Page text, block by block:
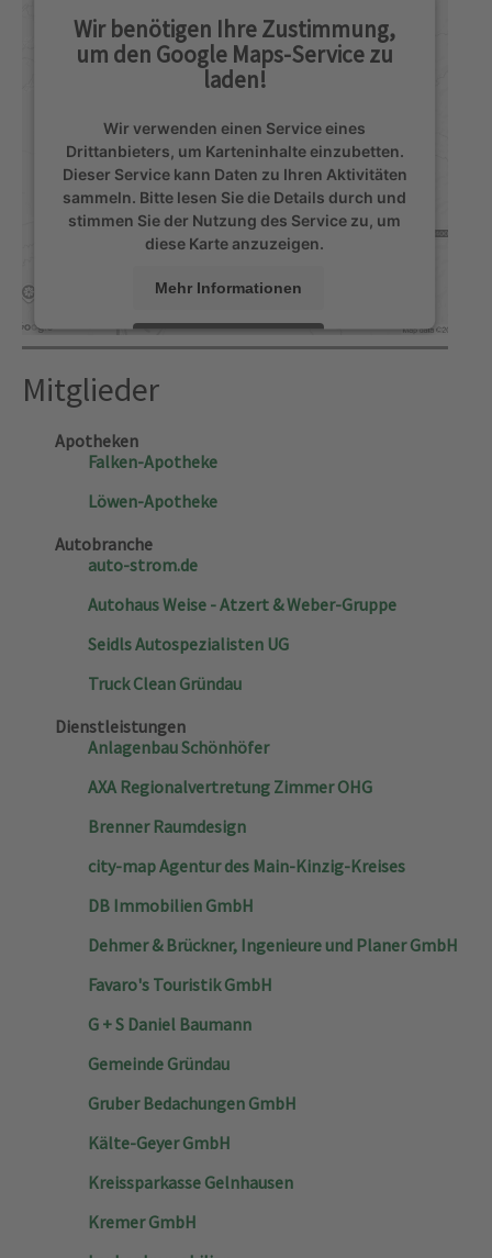
Wir benötigen Ihre Zustimmung,
um den Google Maps-Service zu
laden!
Wir verwenden einen Service eines
Drittanbieters, um Karteninhalte einzubetten.
Dieser Service kann Daten zu Ihren Aktivitäten
sammeln. Bitte lesen Sie die Details durch und
stimmen Sie der Nutzung des Service zu, um
diese Karte anzuzeigen.
Mehr Informationen
Akzeptieren
powered by
Mitglieder
Apotheken
Falken-Apotheke
Löwen-Apotheke
Autobranche
auto-strom.de
Autohaus Weise - Atzert & Weber-Gruppe
Seidls Autospezialisten UG
Truck Clean Gründau
Dienstleistungen
Anlagenbau Schönhöfer
AXA Regionalvertretung Zimmer OHG
Brenner Raumdesign
city-map Agentur des Main-Kinzig-Kreises
DB Immobilien GmbH
Dehmer & Brückner, Ingenieure und Planer GmbH
Favaro's Touristik GmbH
G + S Daniel Baumann
Gemeinde Gründau
Gruber Bedachungen GmbH
Kälte-Geyer GmbH
Kreissparkasse Gelnhausen
Kremer GmbH